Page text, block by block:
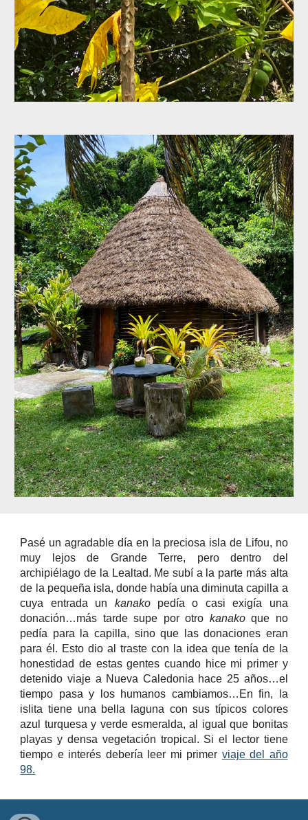
Pasé un agradable día en la preciosa isla de Lifou, no
muy lejos de Grande Terre, pero dentro del
archipiélago de la Lealtad. Me subí a la parte más alta
de la pequeña isla, donde había una diminuta capilla a
cuya entrada un kanakopedía o casi exigía una
donación…más tarde supe por otro kanakoque no
pedía para la capilla, sino que las donaciones eran
para él. Esto dio al traste con la idea que tenía de la
honestidad de estas gentes cuando hice mi primer y
detenido viaje a Nueva Caledonia hace 25 años…el
tiempo pasa y los humanos cambiamos…En fin, la
islita tiene una bella laguna con sus típicos colores
azul turquesa y verde esmeralda, al igual que bonitas
playas y densa vegetación tropical. Si el lector tiene
tiempo e interés debería leer mi primer viaje del año
98.